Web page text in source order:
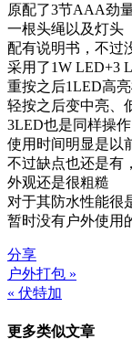
原配了3节AAA劲
一根头绳以及灯头
配有说明书，不
采用了1W LED+3
重按之后1LED高
轻按之后变中亮、
3LED也是同样操作
使用时间明显是以
不过缺点也还是有
外观还是很粗糙
对于其防水性能
暂时没有户外使
分享
文
章
导
户外打包 »
« 伏特加
更多类似文章